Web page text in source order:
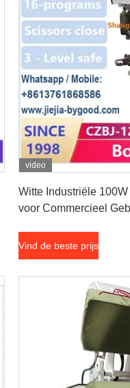
video
Witte Industriële
voor Commercieel
Vind de beste prijs